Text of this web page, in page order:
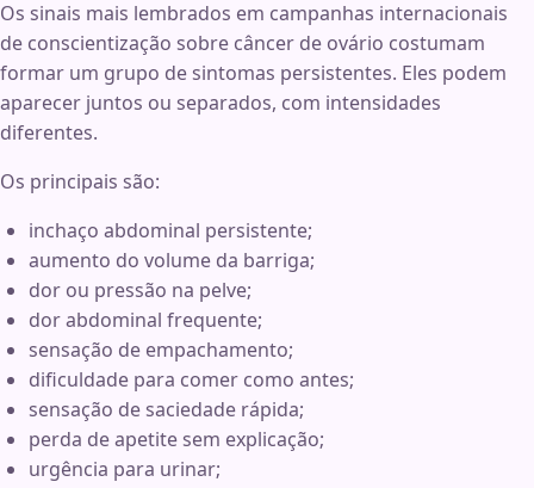
Os sinais mais lembrados em campanhas internacionais
de conscientização sobre câncer de ovário costumam
formar um grupo de sintomas persistentes. Eles podem
aparecer juntos ou separados, com intensidades
diferentes.
Os principais são:
inchaço abdominal persistente;
aumento do volume da barriga;
dor ou pressão na pelve;
dor abdominal frequente;
sensação de empachamento;
dificuldade para comer como antes;
sensação de saciedade rápida;
perda de apetite sem explicação;
urgência para urinar;